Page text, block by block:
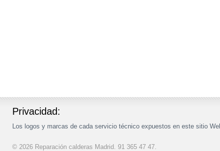
Privacidad:
Los logos y marcas de cada servicio técnico expuestos en este sitio
© 2026 Reparación calderas Madrid. 91 365 47 47.